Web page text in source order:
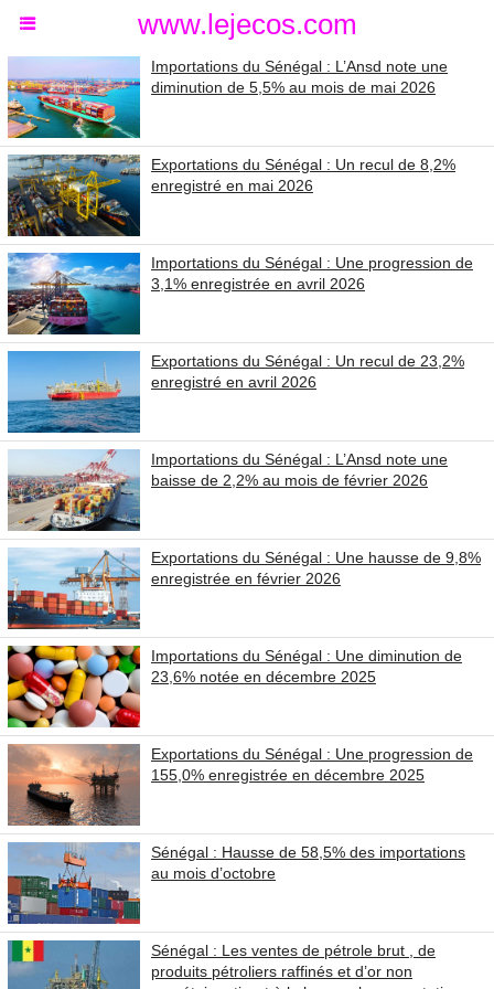
www.lejecos.com
Importations du Sénégal : L’Ansd note une
diminution de 5,5% au mois de mai 2026
Exportations du Sénégal : Un recul de 8,2%
enregistré en mai 2026
Importations du Sénégal : Une progression de
3,1% enregistrée en avril 2026
Exportations du Sénégal : Un recul de 23,2%
enregistré en avril 2026
Importations du Sénégal : L’Ansd note une
baisse de 2,2% au mois de février 2026
Exportations du Sénégal : Une hausse de 9,8%
enregistrée en février 2026
Importations du Sénégal : Une diminution de
23,6% notée en décembre 2025
Exportations du Sénégal : Une progression de
155,0% enregistrée en décembre 2025
Sénégal : Hausse de 58,5% des importations
au mois d’octobre
Sénégal : Les ventes de pétrole brut , de
produits pétroliers raffinés et d’or non